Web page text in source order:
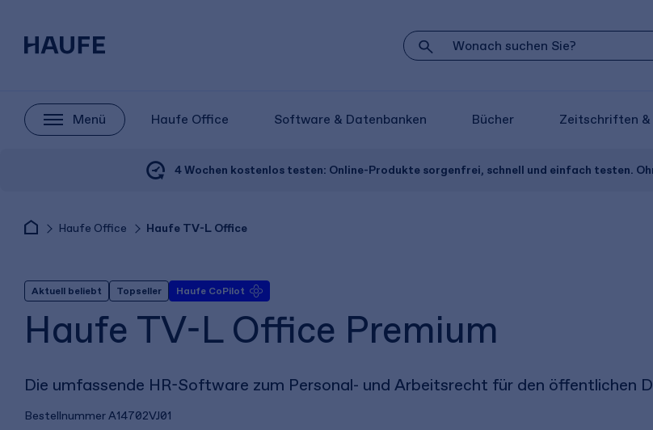
Menü Haufe Office Software & Datenbanken Bücher Zeitschriften &
4 Wochen kostenlos testen: Online-Produkte sorgenfrei, schnell und einfach testen.
Haufe Office Haufe TV-L Office
Aktuell beliebt Topseller Haufe CoPilot
Haufe TV-L Office Premium
Die umfassende HR-Software zum Personal- und Arbeitsrecht für den öffentlichen
BestellnummerA14702VJ01